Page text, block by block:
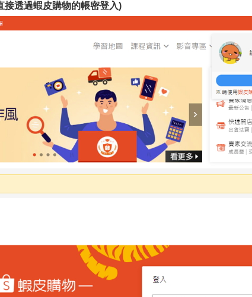
接透過蝦皮購物的帳密登入)